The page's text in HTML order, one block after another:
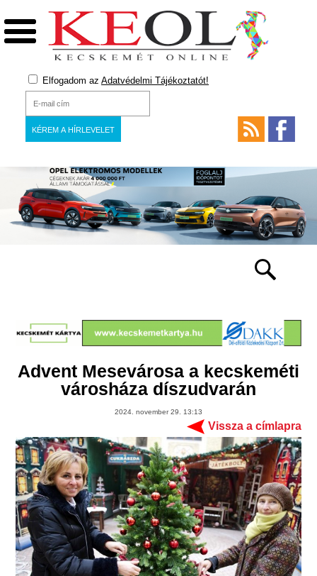
Elfogadom az Adatvédelmi Tájékoztatót!
Advent Mesevárosa a kecskeméti
városháza díszudvarán
2024. november 29. 13:13
Vissza a címlapra